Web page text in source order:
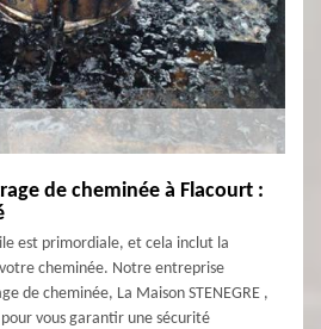
de cheminée à Flacourt :
est primordiale, et cela inclut la
cheminée. Notre entreprise
de cheminée, La Maison STENEGRE ,
vous garantir une sécurité